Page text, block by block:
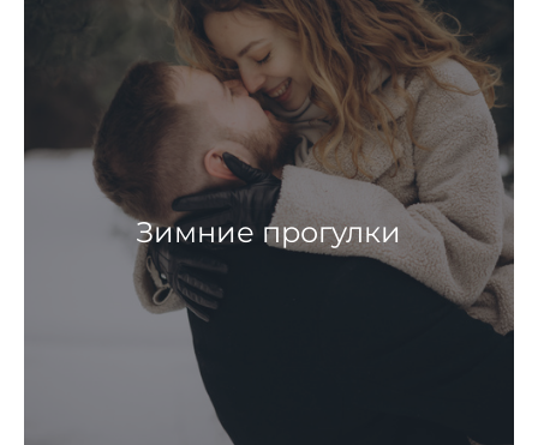
Зимние прогулки